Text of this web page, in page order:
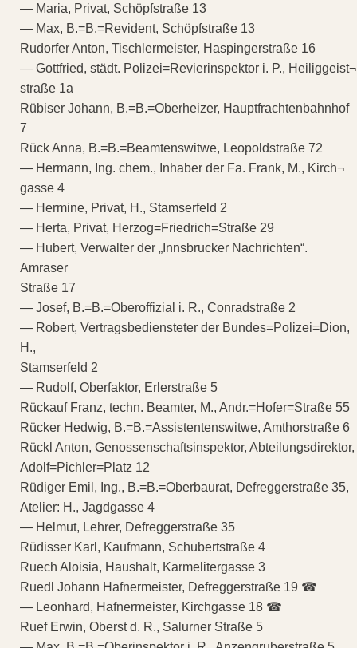
— Maria, Privat, Schöpfstraße 13
— Max, B.=B.=Revident, Schöpfstraße 13
Rudorfer Anton, Tischlermeister, Haspingerstraße 16
— Gottfried, städt. Polizei=Revierinspektor i. P., Heiliggeist¬
straße 1a
Rübiser Johann, B.=B.=Oberheizer, Hauptfrachtenbahnhof
7
Rück Anna, B.=B.=Beamtenswitwe, Leopoldstraße 72
— Hermann, Ing. chem., Inhaber der Fa. Frank, M., Kirch¬
gasse 4
— Hermine, Privat, H., Stamserfeld 2
— Herta, Privat, Herzog=Friedrich=Straße 29
— Hubert, Verwalter der „Innsbrucker Nachrichten“.
Amraser
Straße 17
— Josef, B.=B.=Oberoffizial i. R., Conradstraße 2
— Robert, Vertragsbediensteter der Bundes=Polizei=Dion,
H.,
Stamserfeld 2
— Rudolf, Oberfaktor, Erlerstraße 5
Rückauf Franz, techn. Beamter, M., Andr.=Hofer=Straße 55
Rücker Hedwig, B.=B.=Assistentenswitwe, Amthorstraße 6
Rückl Anton, Genossenschaftsinspektor, Abteilungsdirektor,
Adolf=Pichler=Platz 12
Rüdiger Emil, Ing., B.=B.=Oberbaurat, Defreggerstraße 35,
Atelier: H., Jagdgasse 4
— Helmut, Lehrer, Defreggerstraße 35
Rüdisser Karl, Kaufmann, Schubertstraße 4
Ruech Aloisia, Haushalt, Karmelitergasse 3
Ruedl Johann Hafnermeister, Defreggerstraße 19 ☎
— Leonhard, Hafnermeister, Kirchgasse 18 ☎
Ruef Erwin, Oberst d. R., Salurner Straße 5